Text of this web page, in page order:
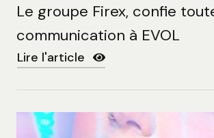
Le groupe Firex, confie
communication à EVOL
Lire l'article